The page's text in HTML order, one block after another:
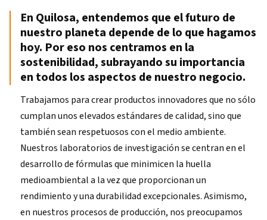
En Quilosa, entendemos que el futuro de
nuestro planeta depende de lo que hagamos
hoy. Por eso nos centramos en la
sostenibilidad, subrayando su importancia
en todos los aspectos de nuestro negocio.
Trabajamos para crear productos innovadores que no sólo
cumplan unos elevados estándares de calidad, sino que
también sean respetuosos con el medio ambiente.
Nuestros laboratorios de investigación se centran en el
desarrollo de fórmulas que minimicen la huella
medioambiental a la vez que proporcionan un
rendimiento y una durabilidad excepcionales. Asimismo,
en nuestros procesos de producción, nos preocupamos